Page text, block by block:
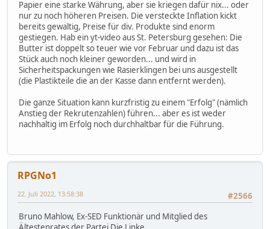
Papier eine starke Währung, aber sie kriegen dafür nix... oder
nur zu noch höheren Preisen. Die versteckte Inflation kickt
bereits gewaltig, Preise für div. Produkte sind enorm
gestiegen. Hab ein yt-video aus St. Petersburg gesehen: Die
Butter ist doppelt so teuer wie vor Februar und dazu ist das
Stück auch noch kleiner geworden... und wird in
Sicherheitspackungen wie Rasierklingen bei uns ausgestellt
(die Plastikteile die an der Kasse dann entfernt werden).
Die ganze Situation kann kurzfristig zu einem "Erfolg" (nämlich
Anstieg der Rekrutenzahlen) führen... aber es ist weder
nachhaltig im Erfolg noch durchhaltbar für die Führung.
RPGNo1
#2566
22. Juli 2022, 13:58:38
Bruno Mahlow, Ex-SED Funktionär und Mitglied des